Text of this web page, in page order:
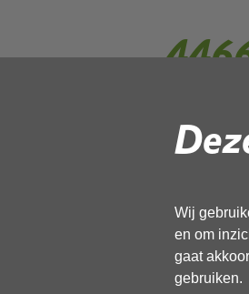
Wij
en om
gaat
gebruiken.
Gebruik de
Deel deze